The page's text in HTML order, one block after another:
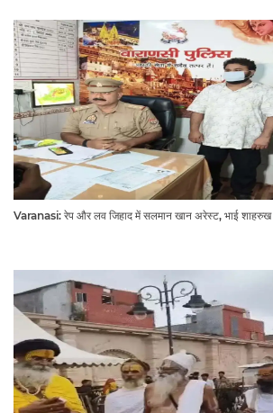
Varanasi: रेप और लव जिहाद में सलमान खान अरेस्ट, भाई